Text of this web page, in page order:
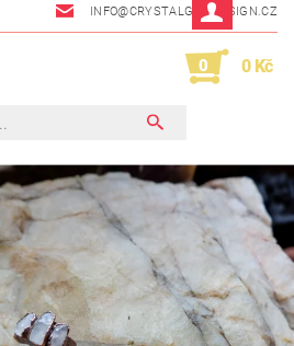
INFO@CRYSTALGRIDDESIGN.CZ
0 0 Kč